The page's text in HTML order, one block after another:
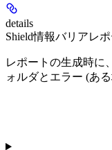
details
Shield情報バリアレ
レポートの生成時に
ォルダとエラー (あ